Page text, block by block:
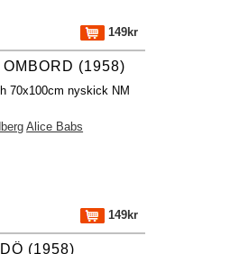
149kr
OMBORD (1958)
70x100cm nyskick NM
Alice Babs
149kr
(1958)